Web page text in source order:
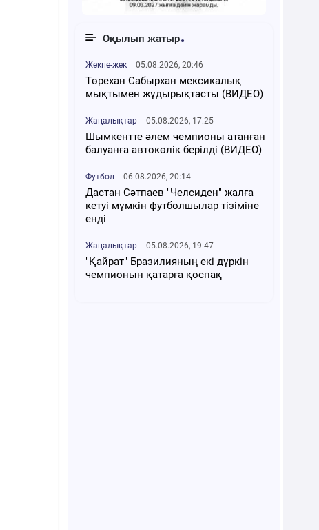
Оқылып жатыр
Жекпе-жек 05.08.2026, 20:46
Төрехан Сабырхан мексикалық
мықтымен жұдырықтасты (ВИДЕО)
Жаңалықтар 05.08.2026, 17:25
Шымкентте әлем чемпионы атанған
балуанға автокөлік берілді (ВИДЕО)
Футбол 06.08.2026, 20:14
Дастан Сәтпаев "Челсиден" жалға
кетуі мүмкін футболшылар тізіміне
енді
Жаңалықтар 05.08.2026, 19:47
"Қайрат" Бразилияның екі дүркін
чемпионын қатарға қоспақ